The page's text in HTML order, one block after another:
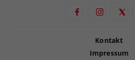
Kontakt
Impressum